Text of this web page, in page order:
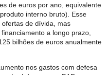
de euros por ano, equivalente
interno bruto). Esse
de dívida, mas
a longo prazo,
bilhões de euros anualmente
nos gastos com defesa